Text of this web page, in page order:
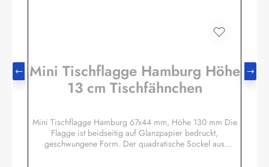
Mini Tischflagge Hamburg Höhe
13 cm Tischfähnchen
Mini Tischflagge Hamburg 67x44 mm, Höhe 130 mm Die
Flagge ist beidseitig auf Glanzpapier bedruckt,
geschwungene Form. Der quadratische Sockel aus